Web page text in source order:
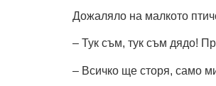
Дожаляло на малкото
– Тук съм, тук съм дядо!
– Всичко ще сторя, само